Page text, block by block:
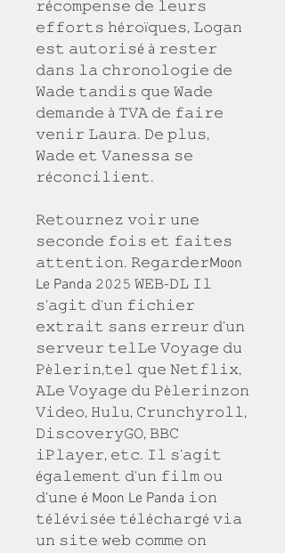
𝚛é𝚌𝚘𝚖𝚙𝚎𝚗𝚜𝚎 𝚍𝚎 𝚕𝚎𝚞𝚛𝚜
𝚎𝚏𝚏𝚘𝚛𝚝𝚜 𝚑é𝚛𝚘ï𝚚𝚞𝚎𝚜, 𝙻𝚘𝚐𝚊𝚗
𝚎𝚜𝚝 𝚊𝚞𝚝𝚘𝚛𝚒𝚜é à 𝚛𝚎𝚜𝚝𝚎𝚛
𝚍𝚊𝚗𝚜 𝚕𝚊 𝚌𝚑𝚛𝚘𝚗𝚘𝚕𝚘𝚐𝚒𝚎 𝚍𝚎
𝚆𝚊𝚍𝚎 𝚝𝚊𝚗𝚍𝚒𝚜 𝚚𝚞𝚎 𝚆𝚊𝚍𝚎
𝚍𝚎𝚖𝚊𝚗𝚍𝚎 à 𝚃𝚅𝙰 𝚍𝚎 𝚏𝚊𝚒𝚛𝚎
𝚟𝚎𝚗𝚒𝚛 𝙻𝚊𝚞𝚛𝚊. 𝙳𝚎 𝚙𝚕𝚞𝚜,
𝚆𝚊𝚍𝚎 𝚎𝚝 𝚅𝚊𝚗𝚎𝚜𝚜𝚊 𝚜𝚎
𝚛é𝚌𝚘𝚗𝚌𝚒𝚕𝚒𝚎𝚗𝚝.
𝚁𝚎𝚝𝚘𝚞𝚛𝚗𝚎𝚣 𝚟𝚘𝚒𝚛 𝚞𝚗𝚎
𝚜𝚎𝚌𝚘𝚗𝚍𝚎 𝚏𝚘𝚒𝚜 𝚎𝚝 𝚏𝚊𝚒𝚝𝚎𝚜
𝚊𝚝𝚝𝚎𝚗𝚝𝚒𝚘𝚗. 𝚁𝚎𝚐𝚊𝚛𝚍𝚎𝚛Moon
Le Panda 𝟸𝟶𝟸𝟻 𝚆𝙴𝙱-𝙳𝙻 𝙸𝚕
𝚜’𝚊𝚐𝚒𝚝 𝚍’𝚞𝚗 𝚏𝚒𝚌𝚑𝚒𝚎𝚛
𝚎𝚡𝚝𝚛𝚊𝚒𝚝 𝚜𝚊𝚗𝚜 𝚎𝚛𝚛𝚎𝚞𝚛 𝚍’𝚞𝚗
𝚜𝚎𝚛𝚟𝚎𝚞𝚛 𝚝𝚎𝚕𝙻𝚎 𝚅𝚘𝚢𝚊𝚐𝚎 𝚍𝚞
𝙿è𝚕𝚎𝚛𝚒𝚗,𝚝𝚎𝚕 𝚚𝚞𝚎 𝙽𝚎𝚝𝚏𝚕𝚒𝚡,
𝙰𝙻𝚎 𝚅𝚘𝚢𝚊𝚐𝚎 𝚍𝚞 𝙿è𝚕𝚎𝚛𝚒𝚗𝚣𝚘𝚗
𝚅𝚒𝚍𝚎𝚘, 𝙷𝚞𝚕𝚞, 𝙲𝚛𝚞𝚗𝚌𝚑𝚢𝚛𝚘𝚕𝚕,
𝙳𝚒𝚜𝚌𝚘𝚟𝚎𝚛𝚢𝙶𝙾, 𝙱𝙱𝙲
𝚒𝙿𝚕𝚊𝚢𝚎𝚛, 𝚎𝚝𝚌. 𝙸𝚕 𝚜’𝚊𝚐𝚒𝚝
é𝚐𝚊𝚕𝚎𝚖𝚎𝚗𝚝 𝚍’𝚞𝚗 𝚏𝚒𝚕𝚖 𝚘𝚞
𝚍’𝚞𝚗𝚎 é Moon Le Panda 𝚒𝚘𝚗
𝚝é𝚕é𝚟𝚒𝚜é𝚎 𝚝é𝚕é𝚌𝚑𝚊𝚛𝚐é 𝚟𝚒𝚊
𝚞𝚗 𝚜𝚒𝚝𝚎 𝚠𝚎𝚋 𝚌𝚘𝚖𝚖𝚎 𝚘𝚗